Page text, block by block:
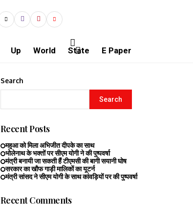
Up World State E Paper
Search
Search
Recent Posts
महुआ को मिला अभिजीत दीपके का साथ
भोलेनाथ के भक्तों पर सीएम योगी ने की पुष्पवर्षा
मंत्री बनायी जा सकती हैं टीएमसी की बागी सयानी घोष
सरकार का खौफ गाड़ी मालिकों का यूटर्न
मंत्री सांसद ने सीएम योगी के साथ कांवड़ियों पर की पुष्पवर्षा
Recent Comments